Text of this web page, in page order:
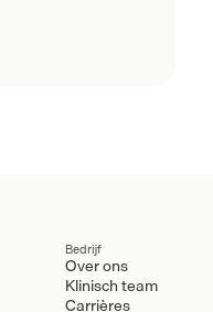
Bedrijf
Over ons
Klinisch team
Carrières